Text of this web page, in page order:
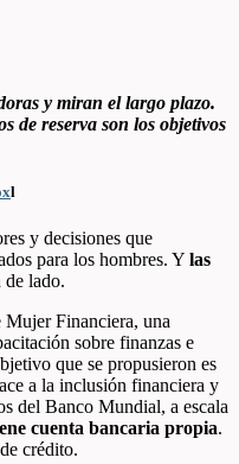
y miran el largo plazo.
de reserva son los objetivos
l
y decisiones que
para los hombres. Y las
de lado.
Financiera, una
sobre finanzas e
que se propusieron es
a la inclusión financiera y
del Banco Mundial, a escala
cuenta bancaria propia.
crédito.